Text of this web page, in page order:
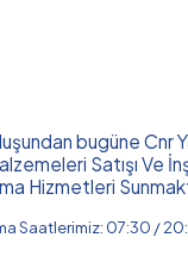
bugüne Cnr
Satışı Ve
Hizmetleri
Saatlerimiz: 07:30 /